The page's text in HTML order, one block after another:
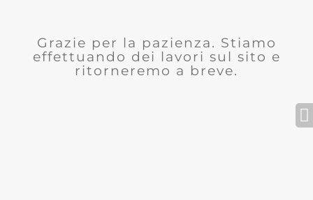
Grazie per la pazienza. Stiamo
effettuando dei lavori sul sito e
ritorneremo a breve.